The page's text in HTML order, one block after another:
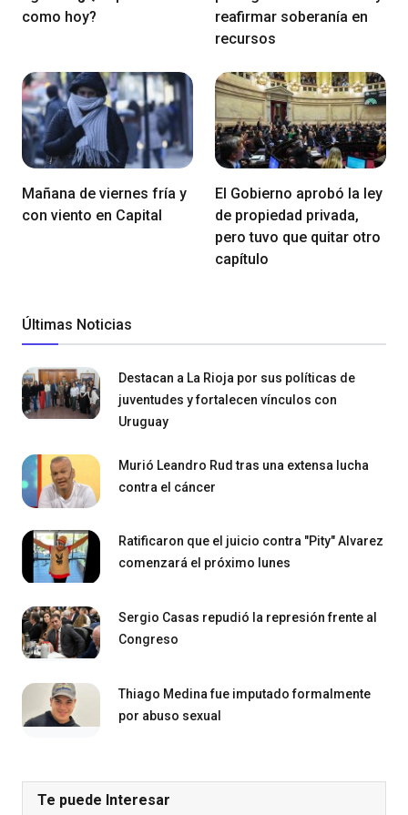
como hoy?
reafirmar soberanía en
recursos
Mañana de viernes fría y
con viento en Capital
El Gobierno aprobó la ley
de propiedad privada,
pero tuvo que quitar otro
capítulo
Últimas Noticias
Destacan a La Rioja por sus políticas de
juventudes y fortalecen vínculos con
Uruguay
Murió Leandro Rud tras una extensa lucha
contra el cáncer
Ratificaron que el juicio contra "Pity" Alvarez
comenzará el próximo lunes
Sergio Casas repudió la represión frente al
Congreso
Thiago Medina fue imputado formalmente
por abuso sexual
Te puede Interesar